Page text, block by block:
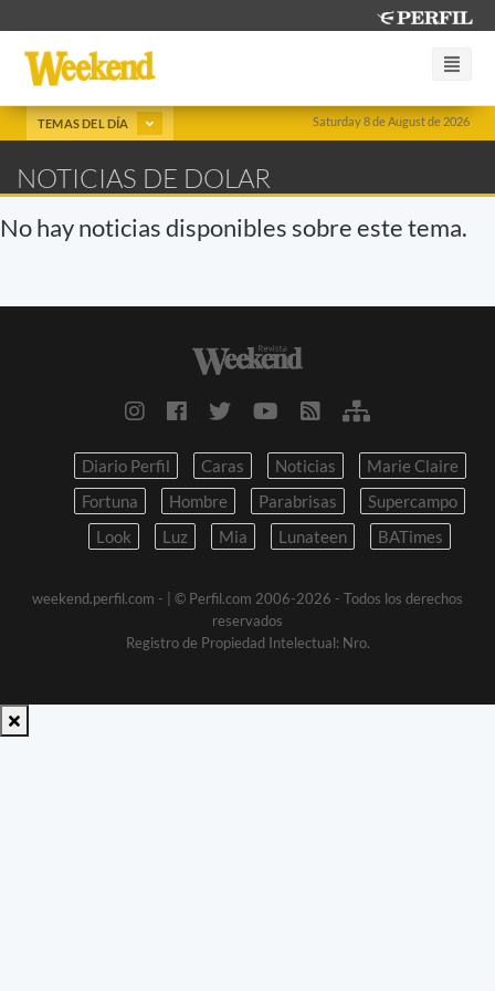
Saturday 8 de August de 2026
TEMAS DEL DÍA
NOTICIAS DE DOLAR
No hay noticias disponibles sobre este tema.
Diario Perfil Caras Noticias
Marie Claire
Fortuna
Hombre Parabrisas
Supercampo
Look
Luz Mia Lunateen BATimes
weekend.perfil.com -
| © Perfil.com 2006-2026 - Todos los derechos
reservados
Registro de Propiedad Intelectual: Nro.